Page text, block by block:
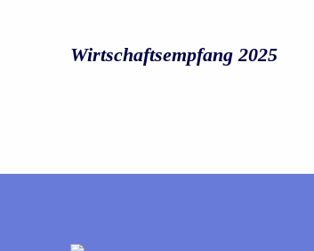
Wirtschafts­empfang 2025